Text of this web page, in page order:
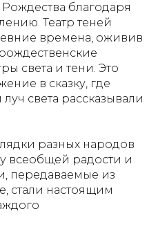
Рождества благодаря
Театр теней
времена, оживив
света и тени. Это
в сказку, где
света рассказывали
разных народов
всеобщей радости и
передаваемые из
стали настоящим